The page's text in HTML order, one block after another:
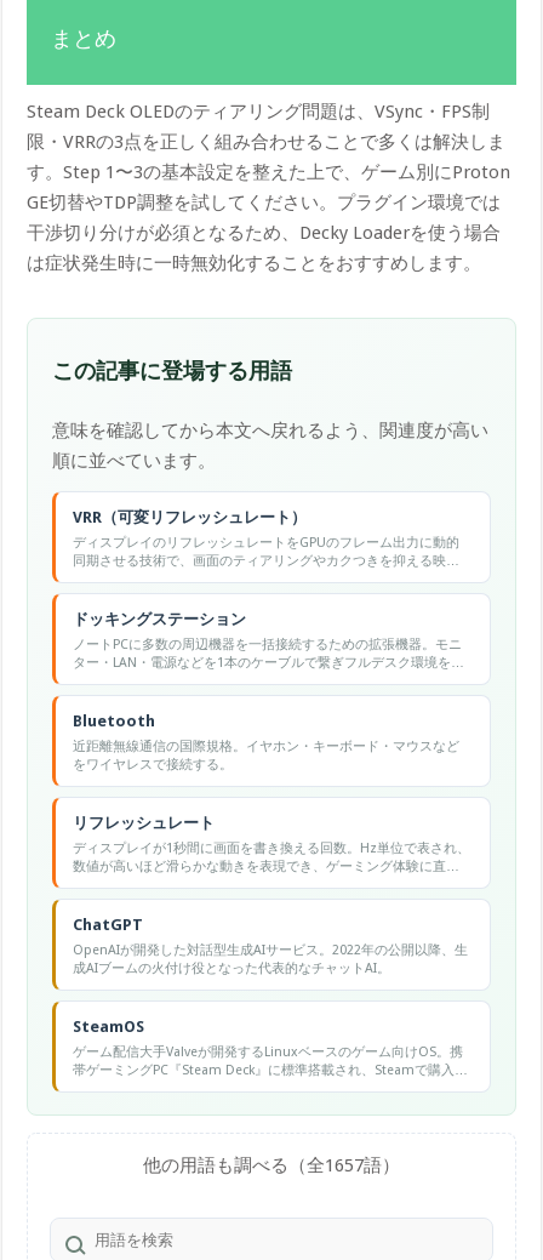
まとめ
Steam Deck OLEDのティアリング問題は、VSync・FPS制
限・VRRの3点を正しく組み合わせることで多くは解決しま
す。Step 1〜3の基本設定を整えた上で、ゲーム別にProton
GE切替やTDP調整を試してください。プラグイン環境では
干渉切り分けが必須となるため、Decky Loaderを使う場合
は症状発生時に一時無効化することをおすすめします。
この記事に登場する用語
意味を確認してから本文へ戻れるよう、関連度が高い
順に並べています。
VRR（可変リフレッシュレート）
ディスプレイのリフレッシュレートをGPUのフレーム出力に動的
同期させる技術で、画面のティアリングやカクつきを抑える映像
描画機能です。
ドッキングステーション
ノートPCに多数の周辺機器を一括接続するための拡張機器。モニ
ター・LAN・電源などを1本のケーブルで繋ぎフルデスク環境を瞬
時に復元する。
Bluetooth
近距離無線通信の国際規格。イヤホン・キーボード・マウスなど
をワイヤレスで接続する。
リフレッシュレート
ディスプレイが1秒間に画面を書き換える回数。Hz単位で表され、
数値が高いほど滑らかな動きを表現でき、ゲーミング体験に直結
する。
ChatGPT
OpenAIが開発した対話型生成AIサービス。2022年の公開以降、生
成AIブームの火付け役となった代表的なチャットAI。
SteamOS
ゲーム配信大手Valveが開発するLinuxベースのゲーム向けOS。携
帯ゲーミングPC『Steam Deck』に標準搭載され、Steamで購入し
たゲームを起動できる。
他の用語も調べる（全1657語）